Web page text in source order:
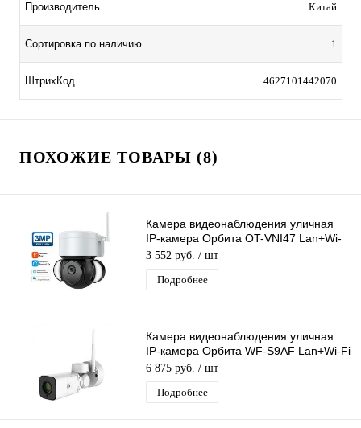
Производитель Китай
Сортировка по наличию 1
ШтрихКод 4627101442070
ПОХОЖИЕ ТОВАРЫ (8)
Камера видеонаблюдения уличная
IP-камера Орбита OT-VNI47 Lan+Wi-
Fi камера 3 Mpix 3,6мм для дома и др
3 552 руб. / шт
Подробнее
Камера видеонаблюдения уличная
IP-камера Орбита WF-S9AF Lan+Wi-Fi
камера 2 Mpix 3,6мм для дома и др.
6 875 руб. / шт
Подробнее